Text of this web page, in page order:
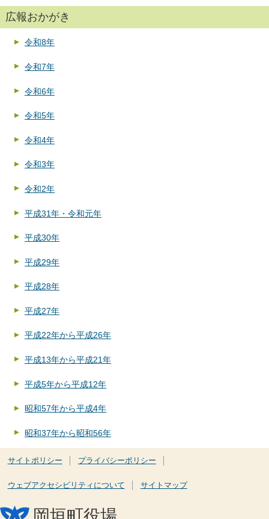
広報おかがき
令和8年
令和7年
令和6年
令和5年
令和4年
令和3年
令和2年
平成31年・令和元年
平成30年
平成29年
平成28年
平成27年
平成22年から平成26年
平成13年から平成21年
平成5年から平成12年
昭和57年から平成4年
昭和37年から昭和56年
サイトポリシー プライバシーポリシー
ウェブアクセシビリティについて サイトマップ